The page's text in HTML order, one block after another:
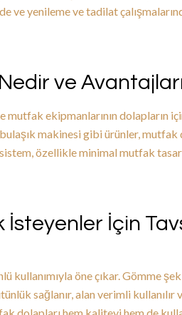
ve yenileme ve tadilat
ve
mutfak ekipmanlarının dolapların
bulaşık makinesi gibi ürünler,
özellikle minimal mutfak
İsteyenler İçin
kullanımıyla öne çıkar. Gömme
sağlanır, alan verimli kullanılır